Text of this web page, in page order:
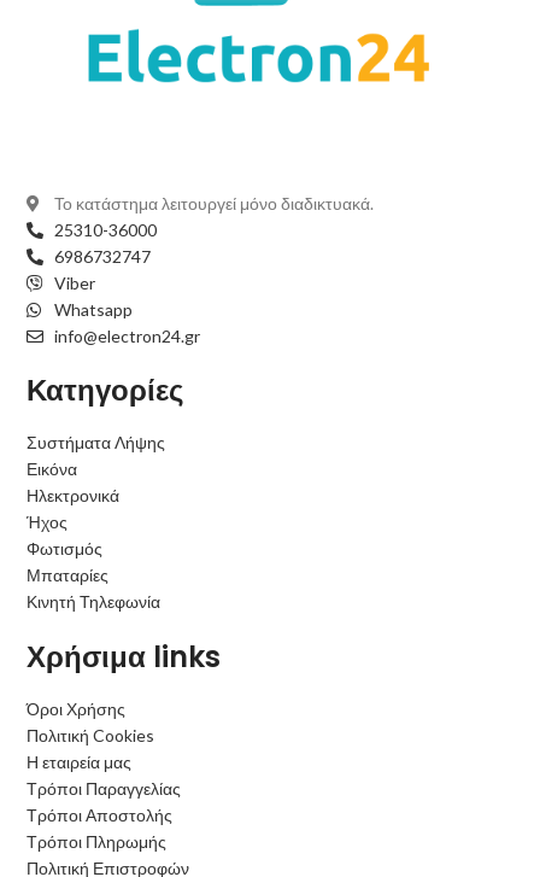
Το κατάστημα λειτουργεί μόνο διαδικτυακά.
25310-36000
6986732747
Viber
Whatsapp
info@electron24.gr
Κατηγορίες
Συστήματα Λήψης
Εικόνα
Ηλεκτρονικά
Ήχος
Φωτισμός
Μπαταρίες
Κινητή Τηλεφωνία
Χρήσιμα links
Όροι Χρήσης
Πολιτική Cookies
Η εταιρεία μας
Τρόποι Παραγγελίας
Τρόποι Αποστολής
Τρόποι Πληρωμής
Πολιτική Επιστροφών